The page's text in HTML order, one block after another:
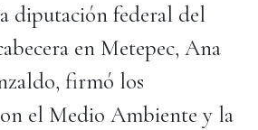
diputación federal del
en Metepec, Ana
firmó los
el Medio Ambiente y la